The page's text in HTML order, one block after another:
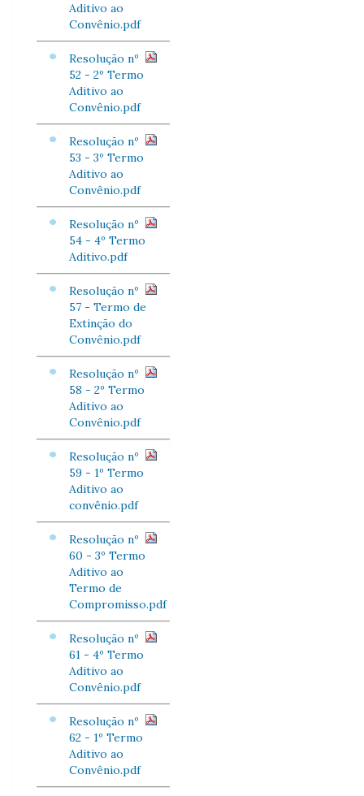
Aditivo ao
Convênio.pdf
Resolução nº
52 - 2º Termo
Aditivo ao
Convênio.pdf
Resolução nº
53 - 3º Termo
Aditivo ao
Convênio.pdf
Resolução nº
54 - 4º Termo
Aditivo.pdf
Resolução nº
57 - Termo de
Extinção do
Convênio.pdf
Resolução nº
58 - 2º Termo
Aditivo ao
Convênio.pdf
Resolução nº
59 - 1º Termo
Aditivo ao
convênio.pdf
Resolução nº
60 - 3º Termo
Aditivo ao
Termo de
Compromisso.pdf
Resolução nº
61 - 4º Termo
Aditivo ao
Convênio.pdf
Resolução nº
62 - 1º Termo
Aditivo ao
Convênio.pdf